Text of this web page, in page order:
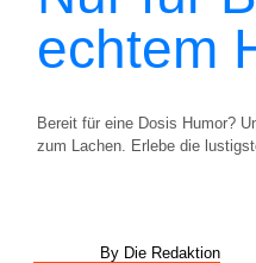
echtem
Bereit für eine Dosis Humor?
zum Lachen. Erlebe die
By Die Redaktion